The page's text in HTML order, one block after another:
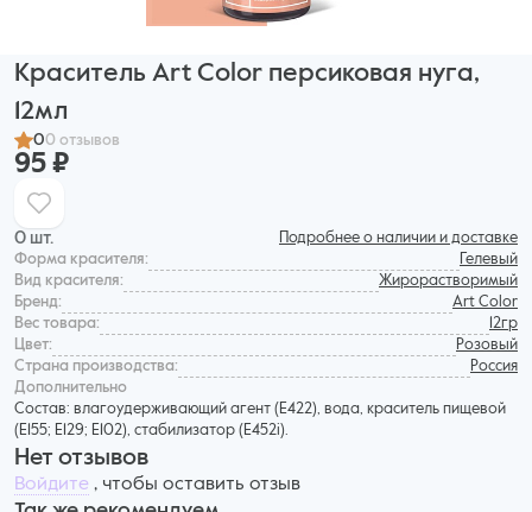
Краситель Art Color персиковая нуга,
12мл
00 отзывов
95 ₽
0 шт.
Подробнее о наличии и доставке
Форма красителя:
Гелевый
Вид красителя:
Жирорастворимый
Бренд:
Art Color
Вес товара:
12гр
Цвет:
Розовый
Страна производства:
Россия
Дополнительнo
Состав: влагоудерживающий агент (Е422), вода, краситель пищевой
(Е155; Е129; Е102), стабилизатор (Е452i).
Нет отзывов
Войдите , чтобы оставить отзыв